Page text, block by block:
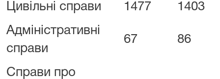
Цивільні справи 1477 1403
Адміністративні
справи
67 86
Справи про